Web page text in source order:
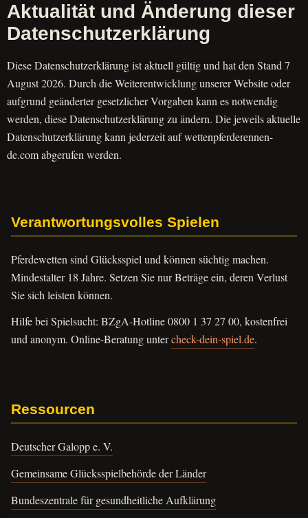
Aktualität und Änderung dieser
Datenschutzerklärung
Diese Datenschutzerklärung ist aktuell gültig und hat den Stand 7
August 2026. Durch die Weiterentwicklung unserer Website oder
aufgrund geänderter gesetzlicher Vorgaben kann es notwendig
werden, diese Datenschutzerklärung zu ändern. Die jeweils aktuelle
Datenschutzerklärung kann jederzeit auf wettenpferderennen-
de.com abgerufen werden.
Verantwortungsvolles Spielen
Pferdewetten sind Glücksspiel und können süchtig machen.
Mindestalter 18 Jahre. Setzen Sie nur Beträge ein, deren Verlust
Sie sich leisten können.
Hilfe bei Spielsucht: BZgA-Hotline 0800 1 37 27 00, kostenfrei
und anonym. Online-Beratung untercheck-dein-spiel.de.
Ressourcen
Deutscher Galopp e. V.
Gemeinsame Glücksspielbehörde der Länder
Bundeszentrale für gesundheitliche Aufklärung